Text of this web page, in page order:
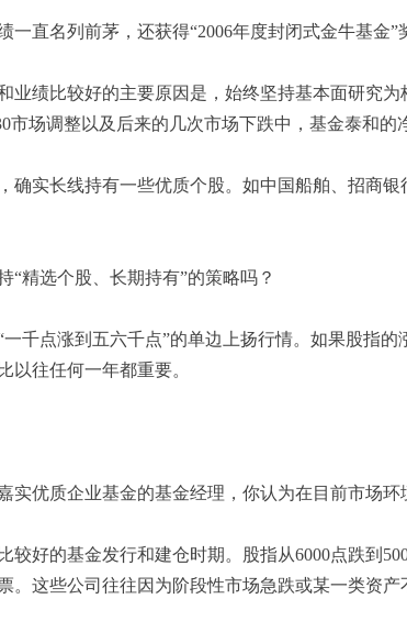
直名列前茅，还获得“2006年度封闭式金牛基金”
绩比较好的主要原因是，始终坚持基本面研究为
市场调整以及后来的几次市场下跌中，基金泰和的
实长线持有一些优质个股。如中国船舶、招商银
选个股、长期持有”的策略吗？
点涨到五六千点”的单边上扬行情。如果股指
以往任何一年都重要。
优质企业基金的基金经理，你认为在目前市场环
好的基金发行和建仓时期。股指从6000点跌到
。这些公司往往因为阶段性市场急跌或某一类资产